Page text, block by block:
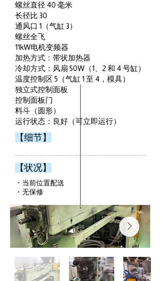
螺丝直径 40 毫米
长径比 30
通风口 1（气缸 3）
螺丝全飞
11kW电机变频器
加热方式：带状加热器
冷却方式：风扇 50W（1、2 和 4 号缸）
温度控制区 5（气缸 1 至 4，模具）
独立式控制面板
控制面板门
料斗（圆形）
运行状态：良好（可立即运行）
【细节】
【状况】
・当前位置配送
・无保修